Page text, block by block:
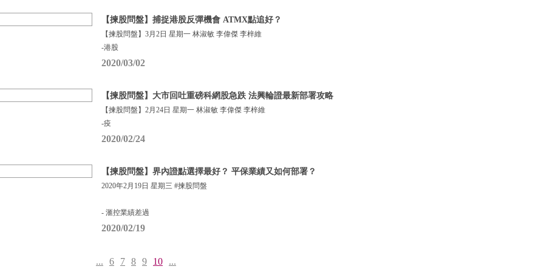
【揀股問盤】捕捉港股反彈機會 ATMX點追好？
【揀股問盤】3月2日 星期一 林淑敏 李偉傑 李梓維
-港股
2020/03/02
【揀股問盤】大市回吐重磅科網股急跌 法興輪證最新部署攻略
【揀股問盤】2月24日 星期一 林淑敏 李偉傑 李梓維
-疫
2020/02/24
【揀股問盤】界內證點選擇最好？ 平保業績又如何部署？
2020年2月19日 星期三 #揀股問盤
- 滙控業績差過
2020/02/19
... 6 7 8 9 10 ...